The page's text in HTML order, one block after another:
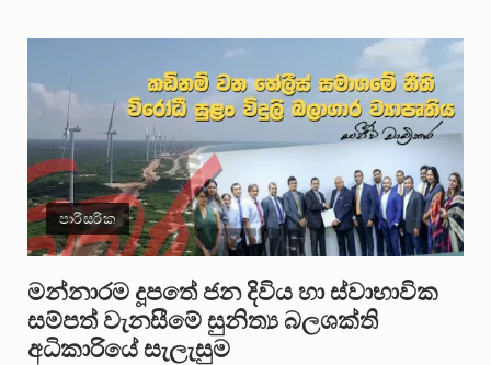
පාරිසරික
මන්නාරම දූපතේ ජන දිවිය හා ස්වාභාවික
සම්පත් වැනසීමේ සුනිත්‍ය බලශක්ති
අධිකාරියේ සැලැසුම